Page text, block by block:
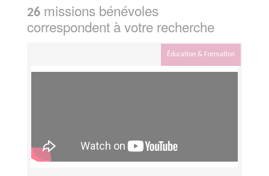
26 missions bénévoles
correspondent à votre recherche
Éducation & Formation